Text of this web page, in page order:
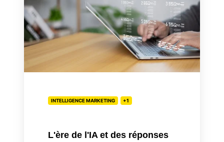
l'IA
et
des
réponses
instantanées:
marqueINTELLIGENCE MARKETING +1
L'ère de l'IA et des réponses